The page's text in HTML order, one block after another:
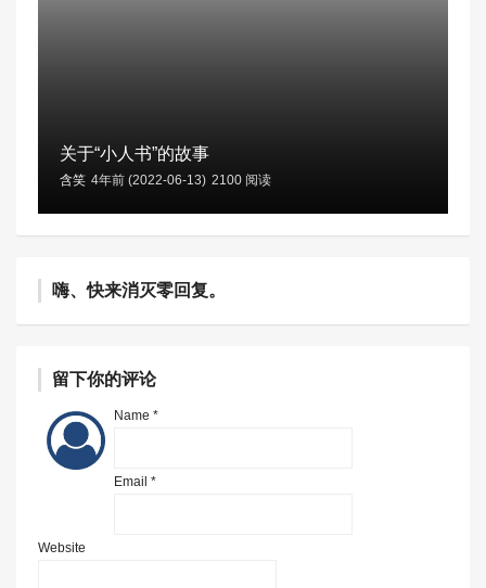
关于“小人书”的故事
含笑 4年前 (2022-06-13) 2100 阅读
嗨、快来消灭零回复。
留下你的评论
Name *
Email *
Website